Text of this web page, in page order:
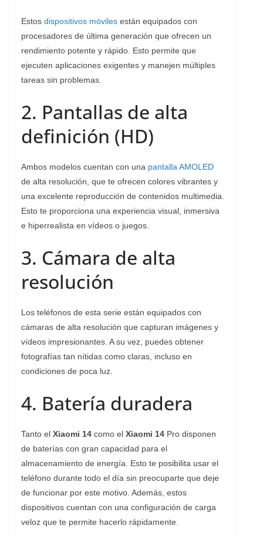
Estos dispositivos móviles están equipados con
procesadores de última generación que ofrecen un
rendimiento potente y rápido. Esto permite que
ejecuten aplicaciones exigentes y manejen múltiples
tareas sin problemas.
2. Pantallas de alta
definición (HD)
Ambos modelos cuentan con una pantalla AMOLED
de alta resolución, que te ofrecen colores vibrantes y
una excelente reproducción de contenidos multimedia.
Esto te proporciona una experiencia visual, inmersiva
e hiperrealista en vídeos o juegos.
3. Cámara de alta
resolución
Los teléfonos de esta serie están equipados con
cámaras de alta resolución que capturan imágenes y
vídeos impresionantes. A su vez, puedes obtener
fotografías tan nítidas como claras, incluso en
condiciones de poca luz.
4. Batería duradera
Tanto el Xiaomi 14 como el Xiaomi 14 Pro disponen
de baterías con gran capacidad para el
almacenamiento de energía. Esto te posibilita usar el
teléfono durante todo el día sin preocuparte que deje
de funcionar por este motivo. Además, estos
dispositivos cuentan con una configuración de carga
veloz que te permite hacerlo rápidamente.